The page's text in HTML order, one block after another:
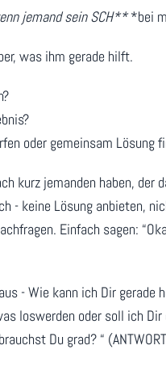
jemand sein SCH***bei
was ihm gerade hilft.
oder gemeinsam Lösung
kurz jemanden haben, der
- keine Lösung anbieten,
Einfach sagen:
- Wie kann ich Dir gerade
loswerden oder soll ich Dir
Du grad? “ (ANTWORT